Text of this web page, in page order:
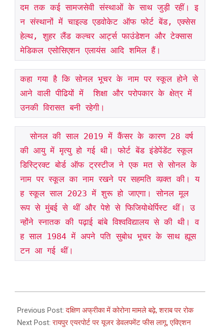
दम तक कई सामजसेवी संस्थाओं के साथ जुड़ी रहीं। इ
न संस्थानों में चाइल्ड एडवोकेट ऑफ फोर्ट बेंड, एक्सेस
हेल्थ, शुहर लैंड कल्चर आर्ट्स फाउंडेशन और टेक्सास
मेडिकल एसोसिएशन एलायंस आदि शमिल हैं।
कहा गया है कि सोनल भूचर के नाम पर स्कूल होने से
आने वाली पीढियों में  शिक्षा और परोपकार के क्षेत्र में
उनकी विरासत बनी रहेगी।
की आयु में मृत्यु हो गई थी। फोर्ट बेंड इंडेपेंडेंट स्कूल
डिस्ट्रिक्ट बोर्ड ऑफ ट्रस्टीज ने एक मत से सोनल के
नाम पर स्कूल का नाम रखने पर सहमति व्य़क्त की। य
ह स्कूल साल 2023 में शुरू हो जाएगा। सोनल मूल
रूप से मुंबई से थीं और पेशे से फिजियोथेर्पिस्ट थीं। उ
न्होंने स्नातक की पढ़ाई बांबे विश्वविद्यालय से की थी। व
ह साल 1984 में अपने पति सुबोध भूचर के साथ ह्यूस
टन आ गई थीं।
03-
31
Previous Post:दक्षिण अफ्रीका में कोरोना मामले बढ़े, शराब पर रोक
Next Post:रायपुर एयरपोर्ट पर यूजर डेवलपमेंट फीस लागू, एविएशन